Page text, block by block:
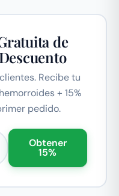
de
Recibe tu
+ 15%
pedido.
Obtener
15%